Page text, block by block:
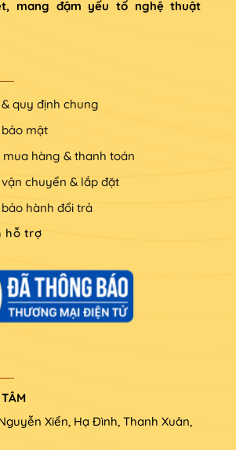
mang đậm yếu tố nghệ thuật
quy định chung
bảo mật
hàng & thanh toán
chuyển & lắp đặt
hành đổi trả
hỗ trợ
Xiển, Hạ Đình, Thanh Xuân,